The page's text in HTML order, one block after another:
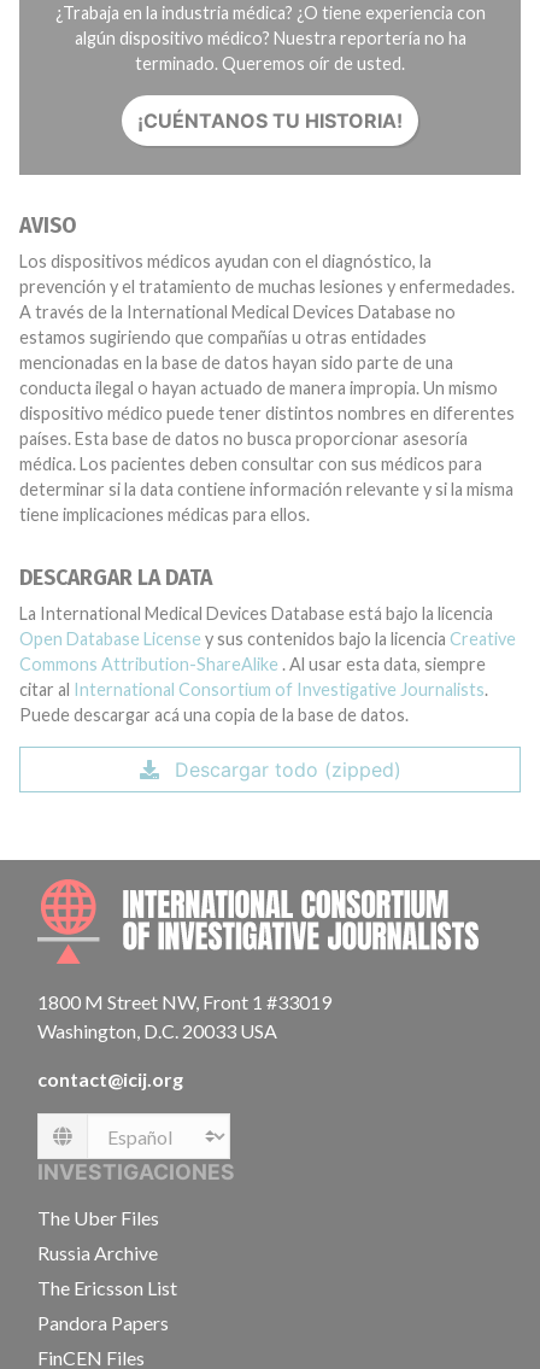
¿Trabaja en la industria médica? ¿O tiene experiencia con
algún dispositivo médico? Nuestra reportería no ha
terminado. Queremos oír de usted.
¡CUÉNTANOS TU HISTORIA!
AVISO
Los dispositivos médicos ayudan con el diagnóstico, la
prevención y el tratamiento de muchas lesiones y enfermedades.
A través de la International Medical Devices Database no
estamos sugiriendo que compañías u otras entidades
mencionadas en la base de datos hayan sido parte de una
conducta ilegal o hayan actuado de manera impropia. Un mismo
dispositivo médico puede tener distintos nombres en diferentes
países. Esta base de datos no busca proporcionar asesoría
médica. Los pacientes deben consultar con sus médicos para
determinar si la data contiene información relevante y si la misma
tiene implicaciones médicas para ellos.
DESCARGAR LA DATA
La International Medical Devices Database está bajo la licencia
Open Database License y sus contenidos bajo la licencia Creative
Commons Attribution-ShareAlike . Al usar esta data, siempre
citar al International Consortium of Investigative Journalists.
Puede descargar acá una copia de la base de datos.
Descargar todo (zipped)
1800 M Street NW, Front 1 #33019
Washington, D.C. 20033 USA
contact@icij.org
Language
INVESTIGACIONES
The Uber Files
Russia Archive
The Ericsson List
Pandora Papers
FinCEN Files